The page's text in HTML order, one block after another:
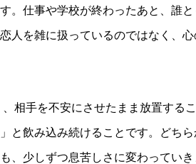
。仕事や学校が終わったあと、誰
人を雑に扱っているのではなく、
相手を不安にさせたまま放置する
と飲み込み続けることです。どち
、少しずつ息苦しさに変わっていき